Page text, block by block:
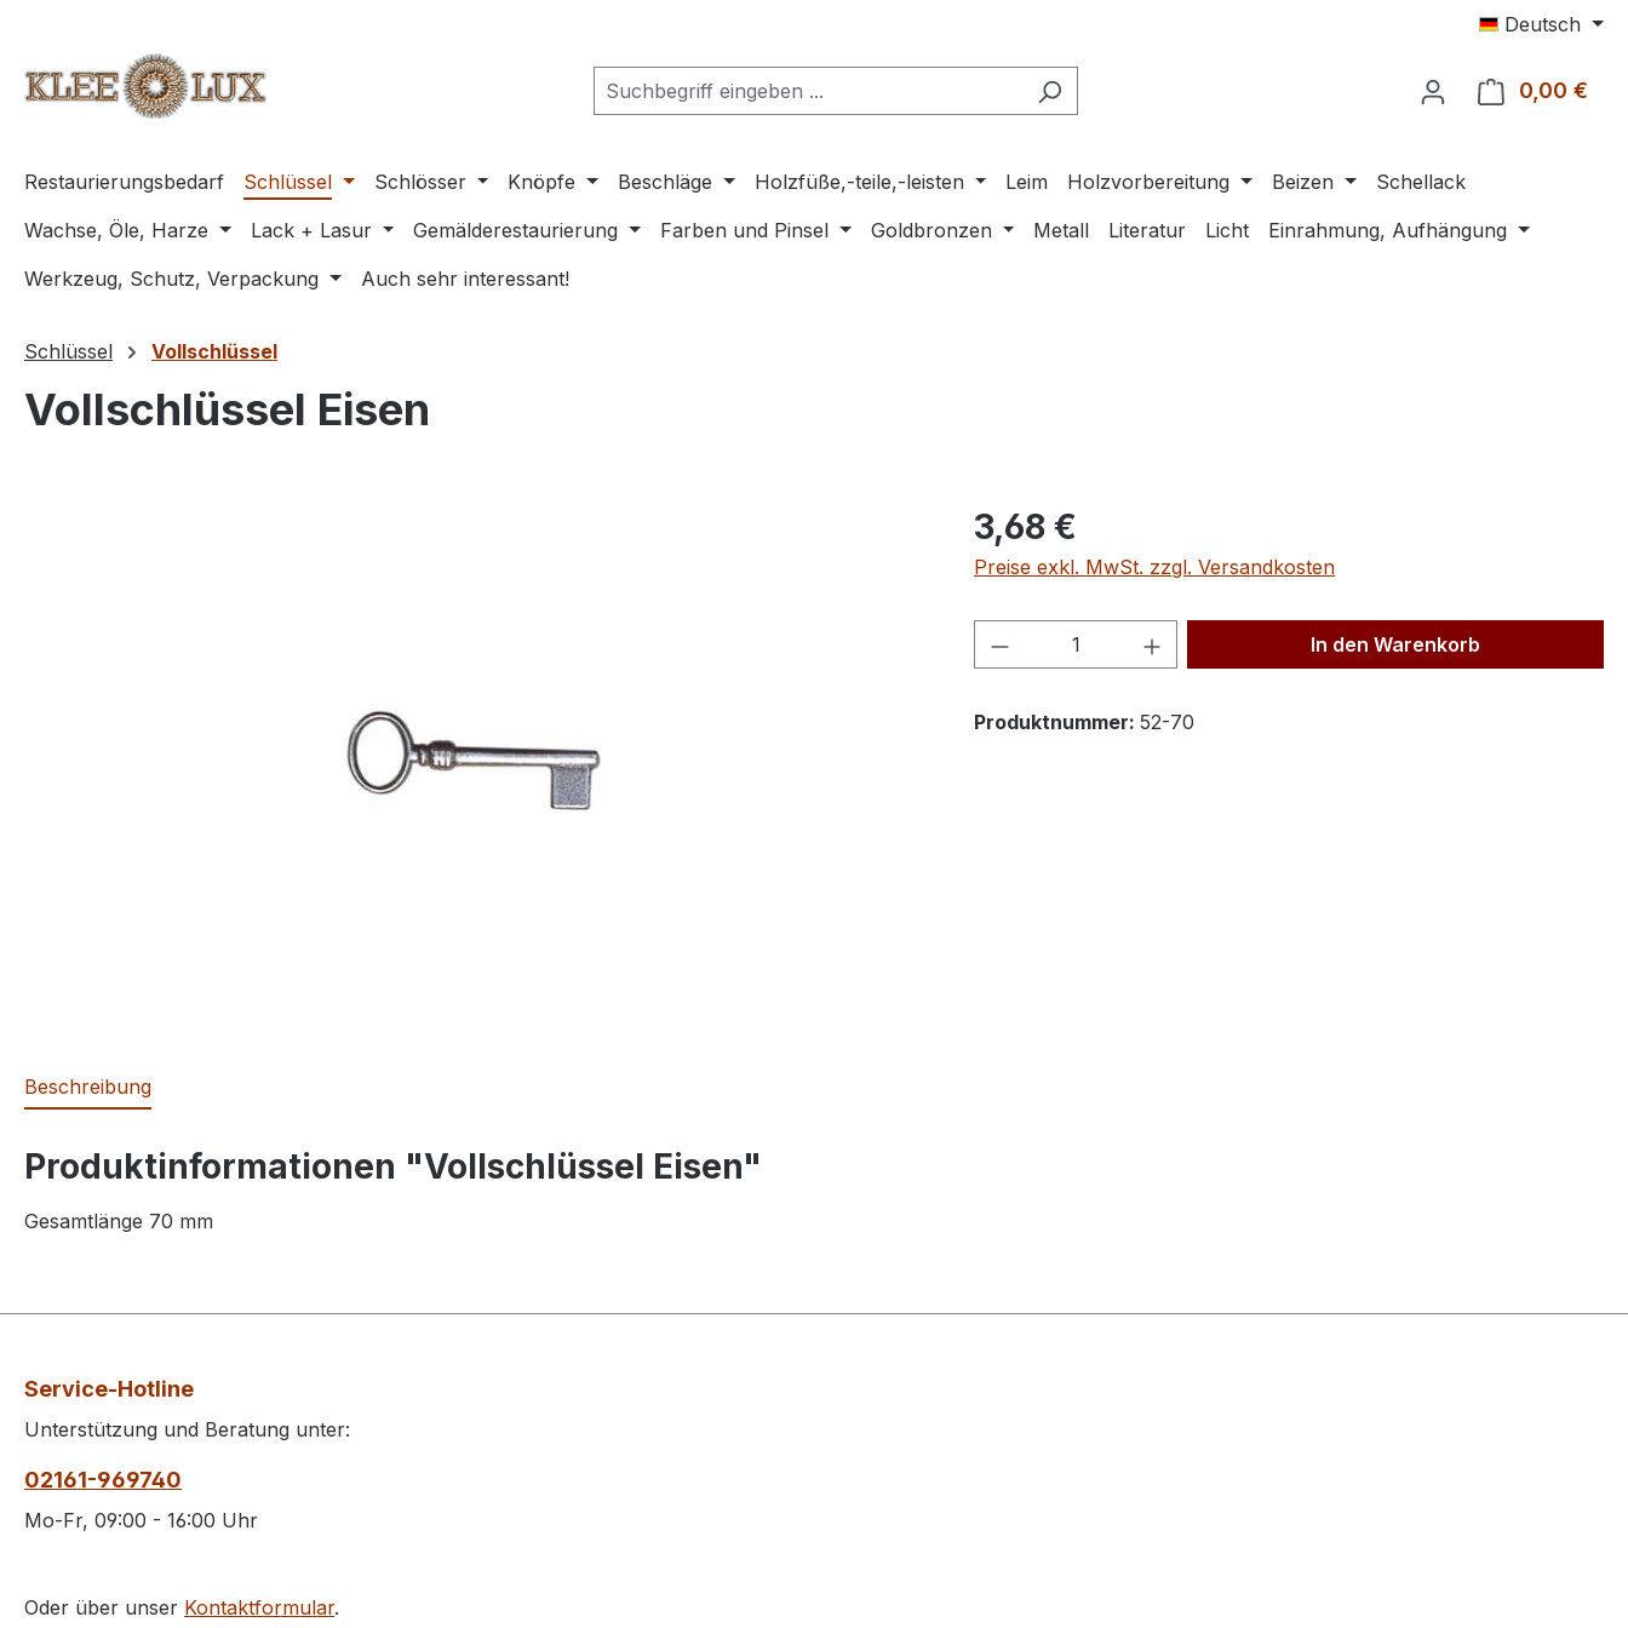
Deutsch
0,00 €
Restaurierungsbedarf Schlüssel Schlösser Knöpfe Beschläge Holzfüße,-teile,-leisten Leim Holzvorbereitung Beizen
Schellack
Wachse, Öle, Harze
Lack + Lasur Gemälderestaurierung Farben und Pinsel Goldbronzen Metall Literatur Licht
Einrahmung, Aufhängung
Werkzeug, Schutz, Verpackung
Auch sehr interessant!
Schlüssel Vollschlüssel
Vollschlüssel Eisen
Regulärer Preis:
3,68 €
Preise exkl. MwSt. zzgl. Versandkosten
Produkt Anzahl: Gib den gewünschten Wert
In den Warenkorb
Produktnummer: 52-70
Beschreibung
Produktinformationen "Vollschlüssel Eisen"
Gesamtlänge 70 mm
Service-Hotline
Unterstützung und Beratung unter:
02161-969740
Mo-Fr, 09:00 - 16:00 Uhr
Oder über unser Kontaktformular.